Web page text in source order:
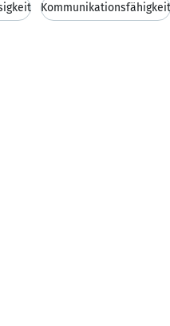
Kommunikationsfähigkeit